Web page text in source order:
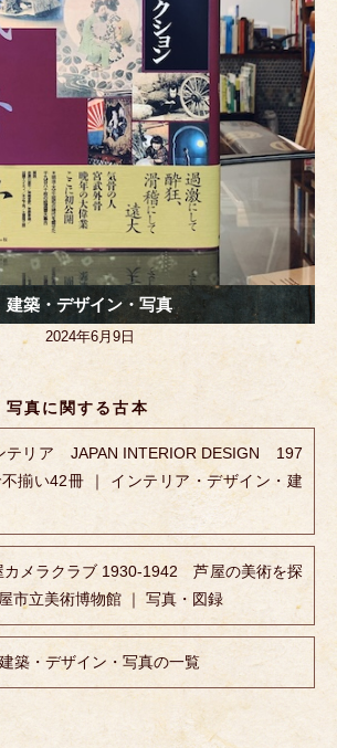
建築・デザイン・写真
2024年6月9日
写真に関する古本
テリア JAPAN INTERIOR DESIGN 197
揃い42冊 ｜ インテリア・デザイン・建
カメラクラブ 1930-1942 芦屋の美術を探
市立美術博物館 ｜ 写真・図録
建築・デザイン・写真の一覧